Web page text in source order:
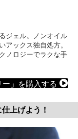
ジェル。ノンオイル
アックス独自処方。
ノロジーでラクな手
ー」を購入する
上げよう！